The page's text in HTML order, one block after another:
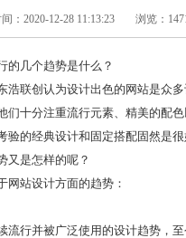
：2020-12-28 11:13:23 浏览：
的几个趋势是什么？
浩联创认为设计出色的网站是众
们十分注重流行元素、精美的配
验的经典设计和固定搭配固然是
又是怎样的呢？
网站设计方面的趋势：
流行并被广泛使用的设计趋势，